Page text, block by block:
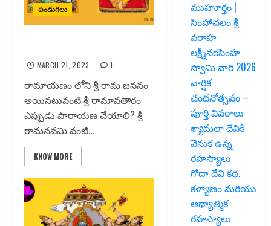
పండుగలు
MARCH 21, 2023 1
రామాయణం లోని శ్రీ రామ జననం
అయినటువంటి శ్రీ రామావతారం
ఎప్పుడు పారాయణ చేయాలి? శ్రీ
రామనవమి వంటి...
KNOW MORE
ముహూర్తం |
సింహాచలం శ్రీ
వరాహ
లక్ష్మీనరసింహ
స్వామి వారి 2026
వార్షిక
చందనోత్సవం –
పూర్తి వివరాలు
శ్యామలా దేవికి
వెనుక ఉన్న
రహస్యాలు
గోదా దేవి కథ,
కళ్యాణం మరియు
ఆధ్యాత్మిక
రహస్యాలు